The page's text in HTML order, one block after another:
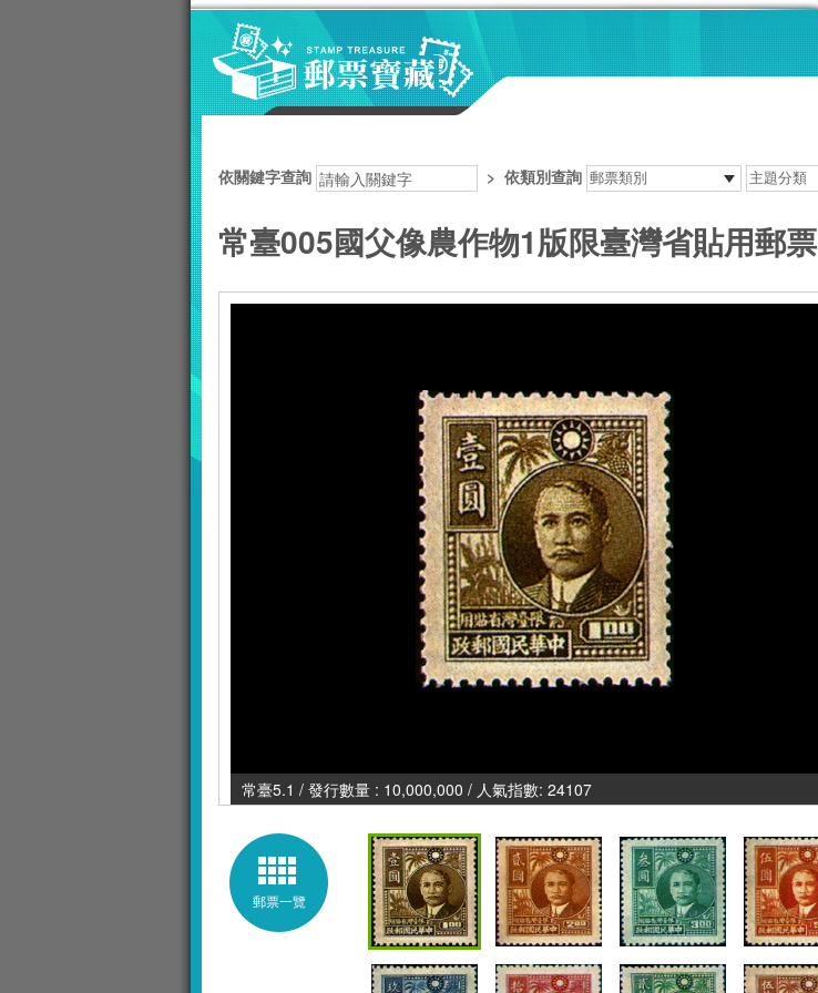
依關鍵字查詢 > 依類別查詢
常臺005國父像農作物1版限臺灣省貼用郵票
常臺5.1 / 發行數量 : 10,000,000 / 人氣指數: 24107
郵票一覽